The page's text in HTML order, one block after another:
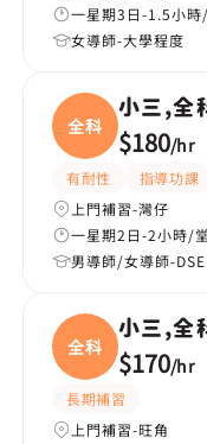
一星期3日-1.5小時
女導師-大學程度
全科
小三,全
$180/hr
有耐性 指導功課
上門補習-灣仔
一星期2日-2小時/
男導師/女導師-DSE
全科
小三,全
$170/hr
長期補習
上門補習-旺角